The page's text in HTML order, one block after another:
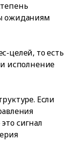
ожиданиям
целей, то есть
исполнение
Если
сигнал